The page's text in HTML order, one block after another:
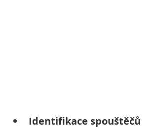
Identifikace spouštěčů